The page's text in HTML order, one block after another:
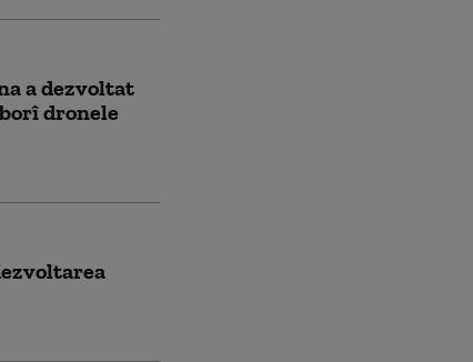
a dezvoltat
dronele